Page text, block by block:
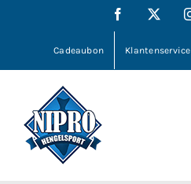
Facebook
Cadeaubon Klantenservice